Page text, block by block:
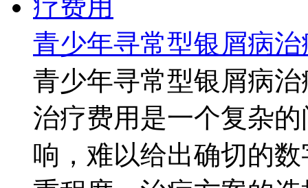
青少年寻常型银屑病
青少年寻常型银屑病
治疗费用是一个复杂
响，难以给出确切的